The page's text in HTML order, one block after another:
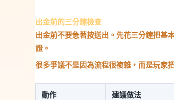
出金前的三分鐘檢查
出金前不要急著按送出。先花三分鐘把基
證。
很多爭議不是因為流程很複雜，而是玩家
動作 建議做法